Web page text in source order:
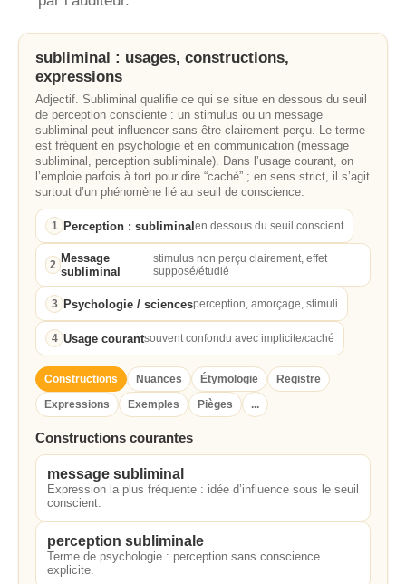
subliminal : usages, constructions,
expressions
Adjectif. Subliminal qualifie ce qui se situe en dessous du seuil
de perception consciente : un stimulus ou un message
subliminal peut influencer sans être clairement perçu. Le terme
est fréquent en psychologie et en communication (message
subliminal, perception subliminale). Dans l’usage courant, on
l’emploie parfois à tort pour dire “caché” ; en sens strict, il s’agit
surtout d’un phénomène lié au seuil de conscience.
1 Perception : subliminalen dessous du seuil conscient
2 Message
subliminal
stimulus non perçu clairement, effet
supposé/étudié
3 Psychologie / sciencesperception, amorçage, stimuli
4 Usage courantsouvent confondu avec implicite/caché
Constructions Nuances Étymologie
Registre
Expressions
Exemples Pièges ...
Constructions courantes
message subliminal
Expression la plus fréquente : idée d’influence sous le seuil
conscient.
perception subliminale
Terme de psychologie : perception sans conscience
explicite.